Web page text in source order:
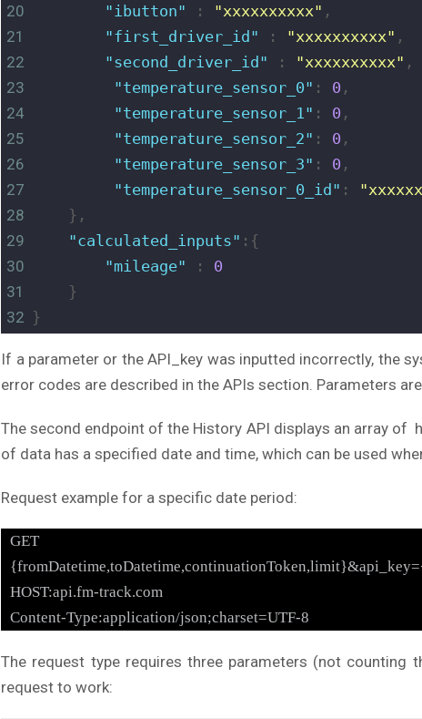
20
"ibutton" : "xxxxxxxxxx" ,
21
"first_driver_id" : "xxxxxxxxxx" ,
22
"second_driver_id" : "xxxxxxxxxx" ,
23
"temperature_sensor_0" : 0 ,
24
"temperature_sensor_1" : 0 ,
25
"temperature_sensor_2" : 0 ,
26
"temperature_sensor_3" : 0 ,
27
"temperature_sensor_0_id" :
28
    },
29
"calculated_inputs" :{
30
"mileage" : 0
31
    }
32 }
If a parameter or the API_key was inputted incorrectly, the
error codes are described in the APIs section. Parameters
The second endpoint of the History API displays an array
of data has a specified date and time, which can be used
Request example for a specific date period:
GET /objects/{object_id}/
HOST:api.fm-track.com
Content-Type:application/json;charset=UTF-8
The request type requires three parameters (not counting
request to work: